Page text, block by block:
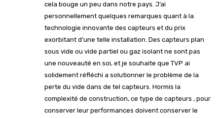
cela bouge un peu dans notre pays. J’ai
personnellement quelques remarques quant à la
technologie innovante des capteurs et du prix
exorbitant d’une telle installation. Des capteurs plan
sous vide ou vide partiel ou gaz isolant ne sont pas
une nouveauté en soi, et je souhaite que TVP ai
solidement réfléchi a solutionner le problème de la
perte du vide dans de tel capteurs. Hormis la
complexité de construction, ce type de capteurs , pour
conserver leur performances doivent conserver le